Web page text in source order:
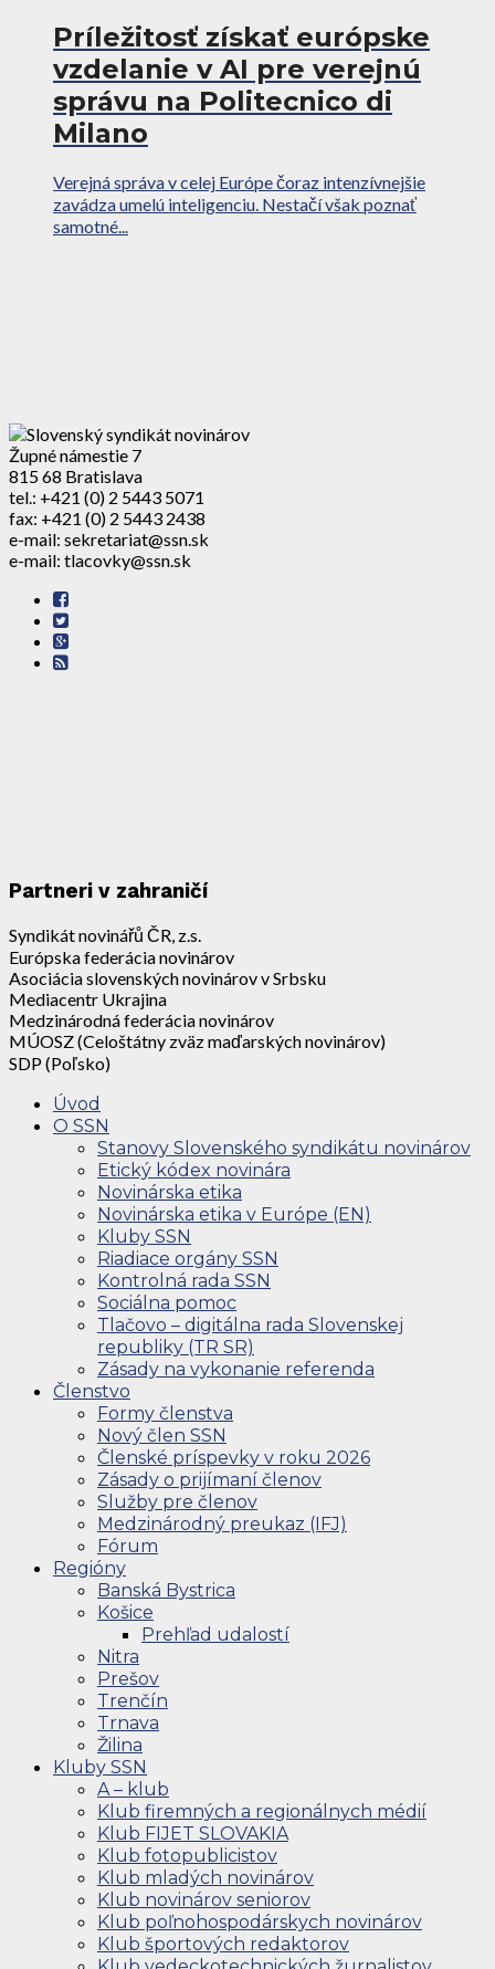
Príležitosť získať európske
vzdelanie v AI pre verejnú
správu na Politecnico di
Milano
Verejná správa v celej Európe čoraz intenzívnejšie
zavádza umelú inteligenciu. Nestačí však poznať
samotné...
Župné námestie 7
815 68 Bratislava
tel.: +421 (0) 2 5443 5071
fax: +421 (0) 2 5443 2438
e-mail: sekretariat@ssn.sk
e-mail: tlacovky@ssn.sk
Partneri v zahraničí
Syndikát novinářů ČR, z.s.
Európska federácia novinárov
Asociácia slovenských novinárov v Srbsku
Mediacentr Ukrajina
Medzinárodná federácia novinárov
MÚOSZ (Celoštátny zväz maďarských novinárov)
SDP (Poľsko)
Úvod
O SSN
Stanovy Slovenského syndikátu novinárov
Etický kódex novinára
Novinárska etika
Novinárska etika v Európe (EN)
Kluby SSN
Riadiace orgány SSN
Kontrolná rada SSN
Sociálna pomoc
Tlačovo – digitálna rada Slovenskej
republiky (TR SR)
Zásady na vykonanie referenda
Členstvo
Formy členstva
Nový člen SSN
Členské príspevky v roku 2026
Zásady o prijímaní členov
Služby pre členov
Medzinárodný preukaz (IFJ)
Fórum
Regióny
Banská Bystrica
Košice
Prehľad udalostí
Nitra
Prešov
Trenčín
Trnava
Žilina
Kluby SSN
A – klub
Klub firemných a regionálnych médií
Klub FIJET SLOVAKIA
Klub fotopublicistov
Klub mladých novinárov
Klub novinárov seniorov
Klub poľnohospodárskych novinárov
Klub športových redaktorov